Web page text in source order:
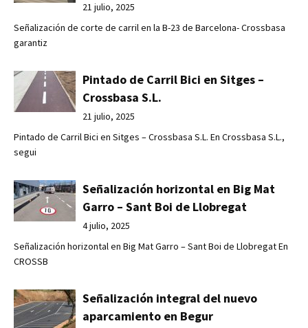
21 julio, 2025
Señalización de corte de carril en la B-23 de Barcelona- Crossbasa
garantiz
Pintado de Carril Bici en Sitges –
Crossbasa S.L.
21 julio, 2025
Pintado de Carril Bici en Sitges – Crossbasa S.L. En Crossbasa S.L.,
segui
Señalización horizontal en Big Mat
Garro – Sant Boi de Llobregat
4 julio, 2025
Señalización horizontal en Big Mat Garro – Sant Boi de Llobregat En
CROSSB
Señalización integral del nuevo
aparcamiento en Begur